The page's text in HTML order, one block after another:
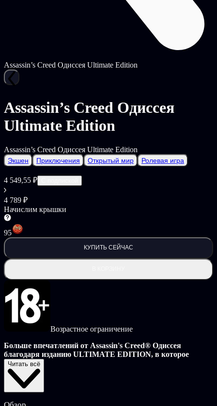
Assassin’s Creed Одиссея Ultimate Edition
Assassin’s Creed Одиссея
Ultimate Edition
Assassin’s Creed Одиссея Ultimate Edition
Экшен Приключения Открытый мир Ролевая игра
4 549,55 ₽
4 789 ₽
Начислим крышки
95
КУПИТЬ СЕЙЧАС
Возрастное ограничение
Больше впечатлений от Assassin's Creed® Одиссея
благодаря изданию ULTIMATE EDITION, в которое
входят игра, набор DELUXE PACK и SEASON PASS.
В рамках SEASON PASS доступно:
Читать всё